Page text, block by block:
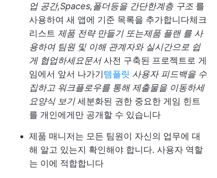
업 공간,Spaces,폴더등을 간단한계층 구조 를
사용하여 새 앱에 기준 목록을 추가합니다체크
리스트 제품 전략 만들기또는제품 플랜를 사
용하여 팀원 및 이해 관계자와 실시간으로 쉽
게 협업하세요문서사전 구축된 프로젝트로 게
임에서 앞서 나가기템플릿 사용자 피드백을 수
집하고 워크플로우를 통해 제출물을 이동하세
요양식 보기 세분화된 권한 중요한 게임 힌트
를 개인에게만 공개할 수 있습니다
제품 매니저는 모든 팀원이 자신의 업무에 대
해 알고 있는지 확인해야 합니다. 사용자 역할
는 이에 적합합니다